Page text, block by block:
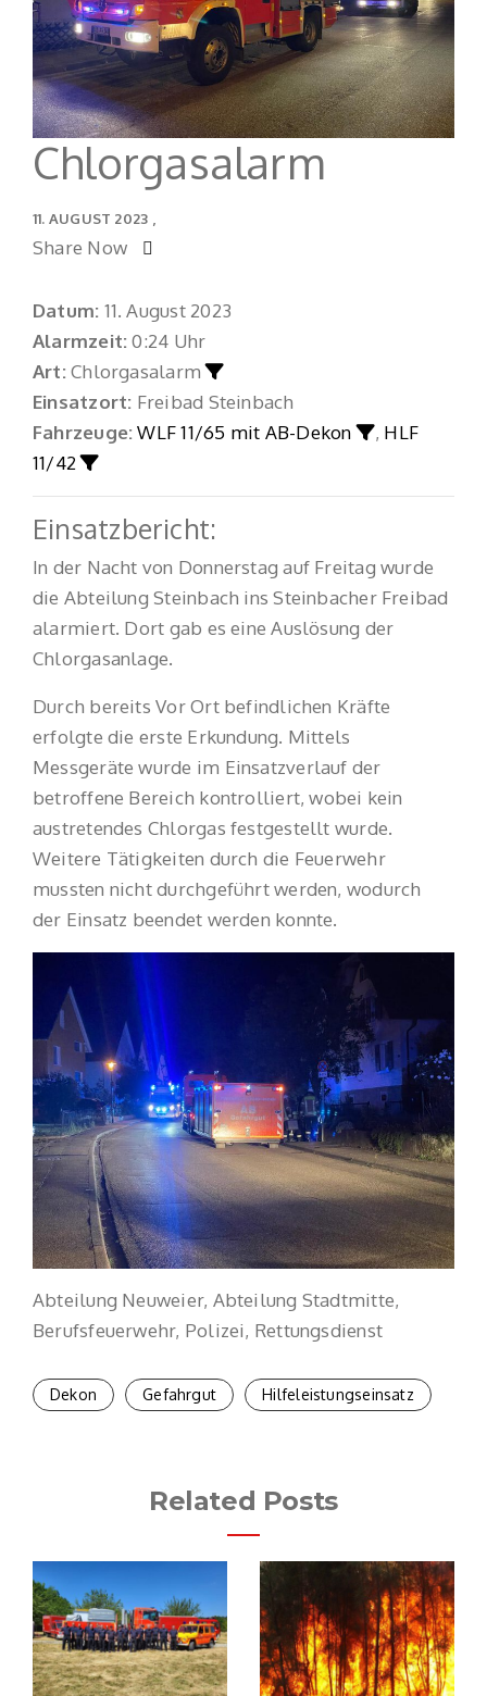
Chlorgasalarm
11. AUGUST 2023
Share Now
Datum: 11. August 2023
Alarmzeit:0:24 Uhr
Art:Chlorgasalarm
Einsatzort: Freibad Steinbach
Fahrzeuge: WLF 11/65 mit AB-Dekon , HLF
11/42
Einsatzbericht:
In der Nacht von Donnerstag auf Freitag wurde
die Abteilung Steinbach ins Steinbacher Freibad
alarmiert. Dort gab es eine Auslösung der
Chlorgasanlage.
Durch bereits Vor Ort befindlichen Kräfte
erfolgte die erste Erkundung. Mittels
Messgeräte wurde im Einsatzverlauf der
betroffene Bereich kontrolliert, wobei kein
austretendes Chlorgas festgestellt wurde.
Weitere Tätigkeiten durch die Feuerwehr
mussten nicht durchgeführt werden, wodurch
der Einsatz beendet werden konnte.
Abteilung Neuweier, Abteilung Stadtmitte,
Berufsfeuerwehr, Polizei, Rettungsdienst
Dekon Gefahrgut Hilfeleistungseinsatz
Related Posts